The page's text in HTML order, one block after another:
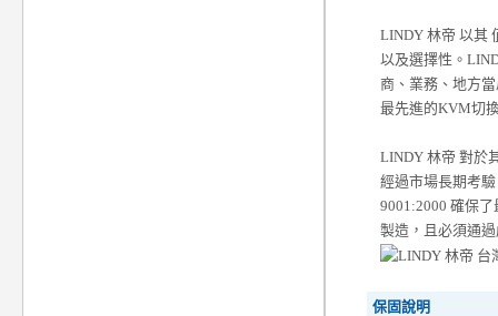
LINDY 林帝 以其
以及選擇性。
商、業務、地方
最先進的KVM切
LINDY 林帝 對於
經過市場長期考
9001:2000 確保
製造，且必須通
保固說明